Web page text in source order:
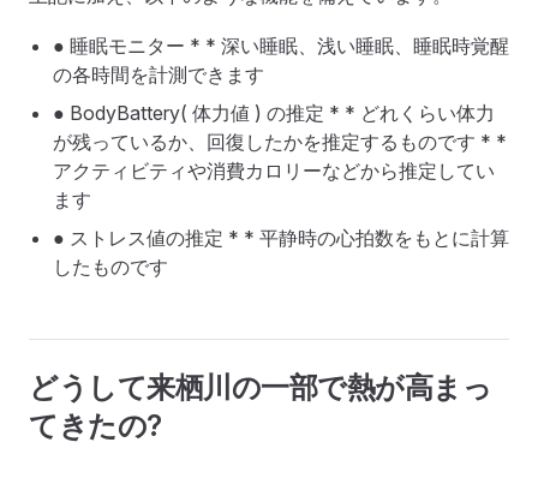
● 睡眠モニター * * 深い睡眠、浅い睡眠、睡眠時覚醒
の各時間を計測できます
● BodyBattery( 体力値 ) の推定 * * どれくらい体力
が残っているか、回復したかを推定するものです * *
アクティビティや消費カロリーなどから推定してい
ます
● ストレス値の推定 * * 平静時の心拍数をもとに計算
したものです
どうして来栖川の一部で熱が高まっ
てきたの?